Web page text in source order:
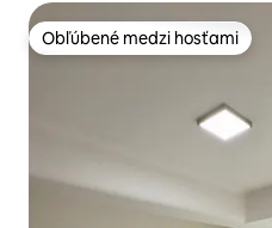
Obľúbené medzi hosťami
Obľúbené medzi hosťami